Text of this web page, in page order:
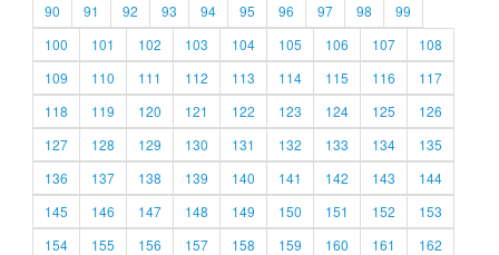
90
91 92 93 94 95 96 97 98
99
100
101 102 103 104 105 106 107
108
109
110 111 112 113 114 115 116
117
118
119 120 121 122 123 124 125
126
127
128 129 130 131 132 133 134
135
136
137 138 139 140 141 142 143
144
145
146 147 148 149 150 151 152
153
154
155 156 157 158 159 160 161
162